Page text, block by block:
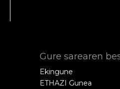
Gure sarearen
Ekingune
ETHAZI Gunea